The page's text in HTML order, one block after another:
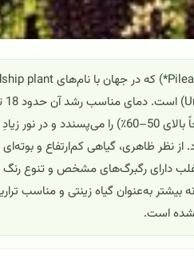
رطوبت متوسط تا بالا (ترجیحاً بالای
ظاهری، گیاهی کم‌ارتفاع و
رگبرگ‌های مشخص و تنوع رنگ
بیشتر به‌عنوان گیاه زینتی و مناسب
است.